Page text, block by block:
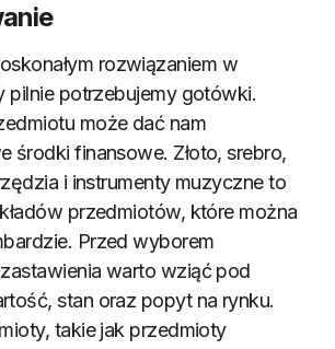
rozwiązaniem w
pilnie potrzebujemy gotówki.
może dać nam
środki finansowe. Złoto, srebro,
i instrumenty muzyczne to
przedmiotów, które można
Przed wyborem
warto wziąć pod
stan oraz popyt na rynku.
takie jak przedmioty